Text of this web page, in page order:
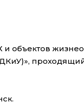
объектов